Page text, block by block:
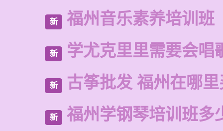
新 福州音乐素养培训班
新 学尤克里里需要会唱
新 古筝批发 福州在哪
新 福州学钢琴培训班多